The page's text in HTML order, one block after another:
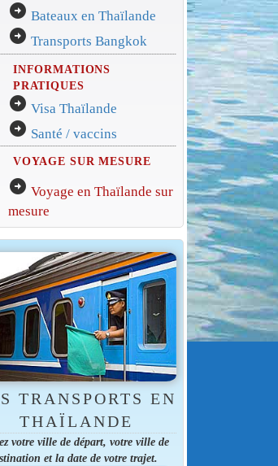
arrow_circle_right Bateaux en Thaïlande
arrow_circle_right Transports Bangkok
INFORMATIONS
PRATIQUES
arrow_circle_right Visa Thaïlande
arrow_circle_right Santé / vaccins
VOYAGE SUR MESURE
arrow_circle_right Voyage en Thaïlande sur
mesure
TRANSPORTS EN
THAÏLANDE
votre ville de départ, votre ville de
et la date de votre trajet.